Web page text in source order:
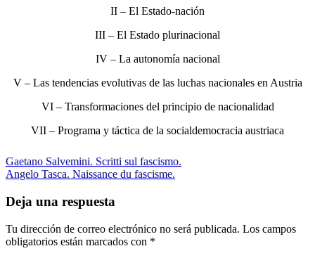
II – El Estado-nación
III – El Estado plurinacional
IV – La autonomía nacional
V – Las tendencias evolutivas de las luchas nacionales en Austria
VI – Transformaciones del principio de nacionalidad
VII – Programa y táctica de la socialdemocracia austriaca
Gaetano Salvemini. Scritti sul fascismo.
Angelo Tasca. Naissance du fascisme.
Deja una respuesta
Tu dirección de correo electrónico no será publicada. Los campos
obligatorios están marcados con *